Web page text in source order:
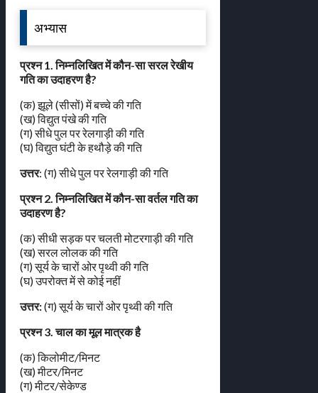
अभ्यास
प्रश्न 1. निम्नलिखित में कौन-सा सरल रेखीय
गति का उदाहरण है?
(क) झूले (सीसों) में बच्चे की गति
(ख) विद्युत पंखे की गति
(ग) सीधे पुल पर रेलगाड़ी की गति
(घ) विद्युत घंटी के हथौड़े की गति
उत्तर: (ग) सीधे पुल पर रेलगाड़ी की गति
प्रश्न 2. निम्नलिखित में कौन-सा वर्तल गति का
उदाहरण है?
(क) सीधी सड़क पर चलती मोटरगाड़ी की गति
(ख) सरल लोलक की गति
(ग) सूर्य के चारों ओर पृथ्वी की गति
(घ) उपरोक्त में से कोई नहीं
उत्तर:(ग) सूर्य के चारों ओर पृथ्वी की गति
प्रश्न 3. चाल का मूल मात्रक है
(क) किलोमीट/मिनट
(ख) मीटर/मिनट
(ग) मीटर/सेकेण्ड